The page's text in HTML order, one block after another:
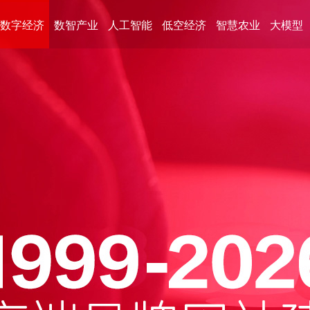
数字经济 数智产业 人工智能 低空经济 智慧农业 大模型